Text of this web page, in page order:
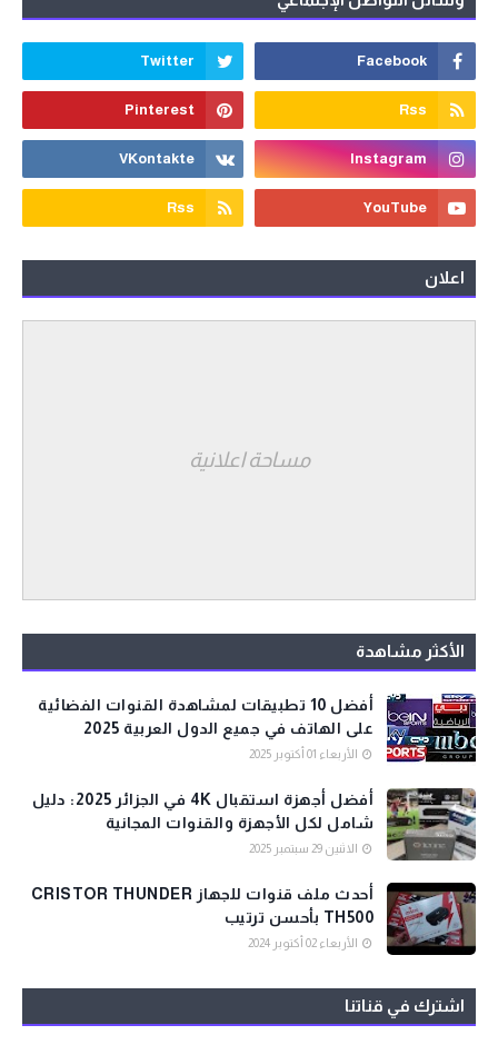
اعلان
مساحة اعلانية
الأكثر مشاهدة
أفضل 10 تطبيقات لمشاهدة القنوات الفضائية
على الهاتف في جميع الدول العربية 2025
الأربعاء 01 أكتوبر 2025
أفضل أجهزة استقبال 4K في الجزائر 2025: دليل
شامل لكل الأجهزة والقنوات المجانية
الاثنين 29 سبتمبر 2025
أحدث ملف قنوات للجهاز CRISTOR THUNDER
TH500 بأحسن ترتيب
الأربعاء 02 أكتوبر 2024
اشترك في قناتنا